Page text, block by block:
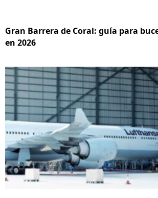
Gran Barrera de Coral: guía para
en 2026